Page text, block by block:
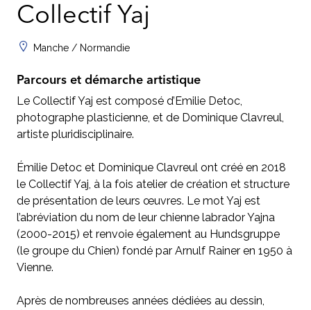
Collectif Yaj
Manche / Normandie
Parcours et démarche artistique
Le Collectif Yaj est composé d’Emilie Detoc,
photographe plasticienne, et de Dominique Clavreul,
artiste pluridisciplinaire.
Émilie Detoc et Dominique Clavreul ont créé en 2018
le Collectif Yaj, à la fois atelier de création et structure
de présentation de leurs œuvres. Le mot Yaj est
l’abréviation du nom de leur chienne labrador Yajna
(2000-2015) et renvoie également au Hundsgruppe
(le groupe du Chien) fondé par Arnulf Rainer en 1950 à
Vienne.
Après de nombreuses années dédiées au dessin,